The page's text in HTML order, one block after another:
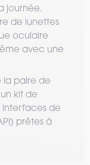
journée.
de lunettes
oculaire
avec une
la paire de
kit de
interfaces de
prêtes à